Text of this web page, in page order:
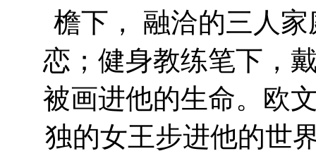
檐下， 融洽的三人
恋；健身教练笔下，
被画进他的生命。欧
独的女王步进他的世